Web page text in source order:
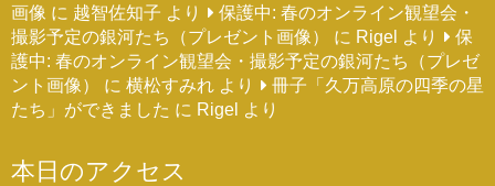
画像 に 越智佐知子 より
保護中: 春のオンライン観望会・
撮影予定の銀河たち（プレゼント画像）
に Rigel より
保
護中: 春のオンライン観望会・撮影予定の銀河たち（プレゼ
ント画像）
に 横松すみれ より
冊子「久万高原の四季の星
たち」ができました に Rigel より
本日のアクセス